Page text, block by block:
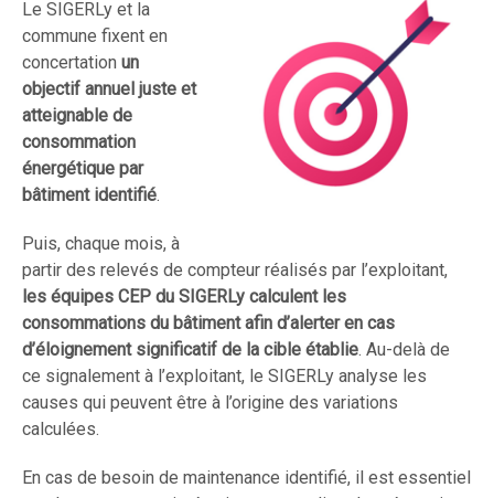
Le SIGERLy et la
commune fixent en
concertation un
objectif annuel juste et
atteignable de
consommation
énergétique par
bâtiment identifié.
Puis, chaque mois, à
partir des relevés de compteur réalisés par l’exploitant,
les équipes CEP du SIGERLy calculent les
consommations du bâtiment afin d’alerter en cas
d’éloignement significatif de la cible établie. Au-delà de
ce signalement à l’exploitant, le SIGERLy analyse les
causes qui peuvent être à l’origine des variations
calculées.
En cas de besoin de maintenance identifié, il est essentiel